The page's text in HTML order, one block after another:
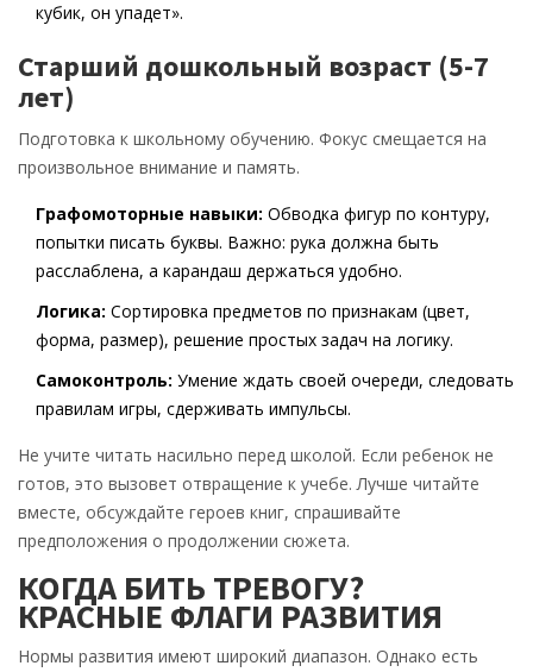
кубик, он упадет».
Старший дошкольный возраст (5-7
лет)
Подготовка к школьному обучению. Фокус смещается на
произвольное внимание и память.
Графомоторные навыки: Обводка фигур по контуру,
попытки писать буквы. Важно: рука должна быть
расслаблена, а карандаш держаться удобно.
Логика: Сортировка предметов по признакам (цвет,
форма, размер), решение простых задач на логику.
Самоконтроль: Умение ждать своей очереди, следовать
правилам игры, сдерживать импульсы.
Не учите читать насильно перед школой. Если ребенок не
готов, это вызовет отвращение к учебе. Лучше читайте
вместе, обсуждайте героев книг, спрашивайте
предположения о продолжении сюжета.
КОГДА БИТЬ ТРЕВОГУ?
КРАСНЫЕ ФЛАГИ РАЗВИТИЯ
Нормы развития имеют широкий диапазон. Однако есть